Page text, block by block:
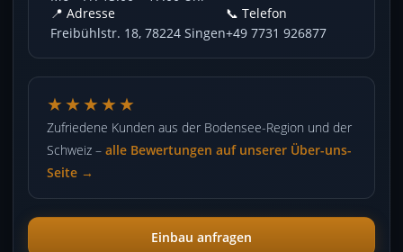
📍 Adresse
Freibühlstr. 18, 78224 Singen
📞 Telefon
+49 7731 926877
★★★★★
Zufriedene Kunden aus der Bodensee-Region und der
Schweiz – alle Bewertungen auf unserer Über-uns-
Seite →
Einbau anfragen